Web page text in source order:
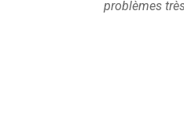
problèmes